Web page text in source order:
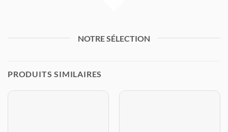
NOTRE SÉLECTION
PRODUITS SIMILAIRES